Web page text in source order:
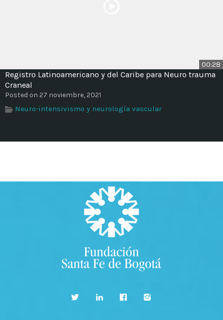
00:28
Registro Latinoamericano y del Caribe para Neuro trauma
Craneal
Posted on 27 noviembre, 2021
Neuro-intensivismo y neurología vascular